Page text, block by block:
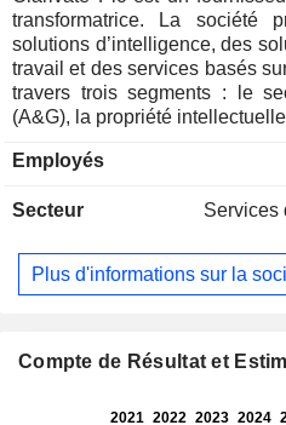
transformatrice. La société
solutions d’intelligence, des
travail et des services basés
travers trois segments : le
(A&G), la propriété
public » associe des
réussite universitaire et de
monde entier. Le segment
données et des logiciels
pratique, ainsi que les
Sciences de la vie et Santé
Employés
Secteur Services
Plus d'informations sur la
Compte de Résultat et